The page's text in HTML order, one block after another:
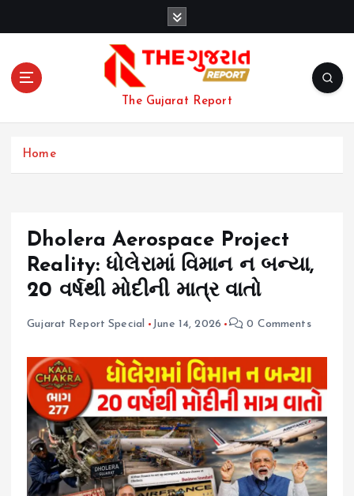
The Gujarat Report
Home
Dholera Aerospace Project
Reality: ધોલેરામાં વિમાન ન બન્યા,
20 વર્ષથી મોદીની માત્ર વાતો
Gujarat Report Special June 14, 2026 0 Comments